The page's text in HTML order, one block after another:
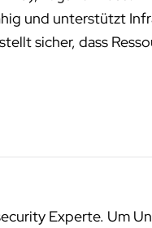
und unterstützt
sicher, dass
Experte. Um